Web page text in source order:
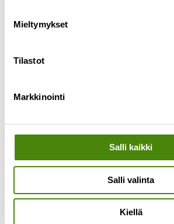
Mieltymykset
Tilastot
Markkinointi
Salli kaikki
Salli valinta
Kiellä
jaetaan joulukuun
maksutta toimialueemme
ensimmäisestä viikosta alkaen.
kotitalouksiin, jotka eivät ole